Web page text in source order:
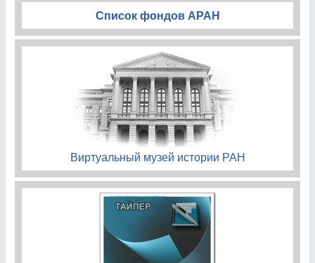
Список фондов АРАН
Виртуальный музей истории РАН